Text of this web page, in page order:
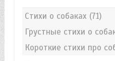
Стихи о собаках (71)
Грустные стихи о
Короткие стихи про